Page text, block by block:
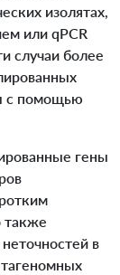
изолятах,
или qPCR
случаи более
с помощью
гены
также
в